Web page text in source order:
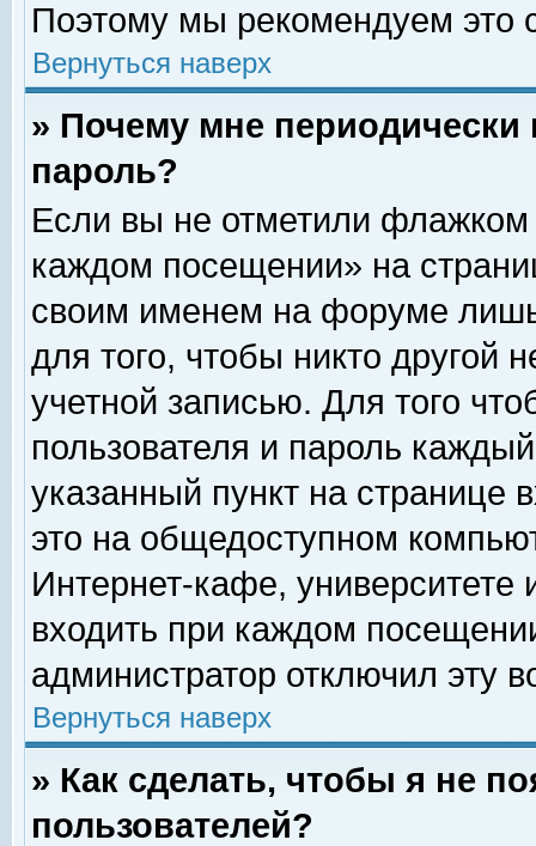
Поэтому мы рекомендуем это
Вернуться наверх
» Почему мне
пароль?
Если вы не отметили флажком
каждом посещении» на
своим именем на форуме
для того, чтобы никто другой
учетной записью. Для того
пользователя и пароль
указанный пункт на
это на общедоступном
Интернет-кафе, университете
входить при каждом
администратор отключил эту
Вернуться наверх
» Как сделать, чтобы я не
пользователей?